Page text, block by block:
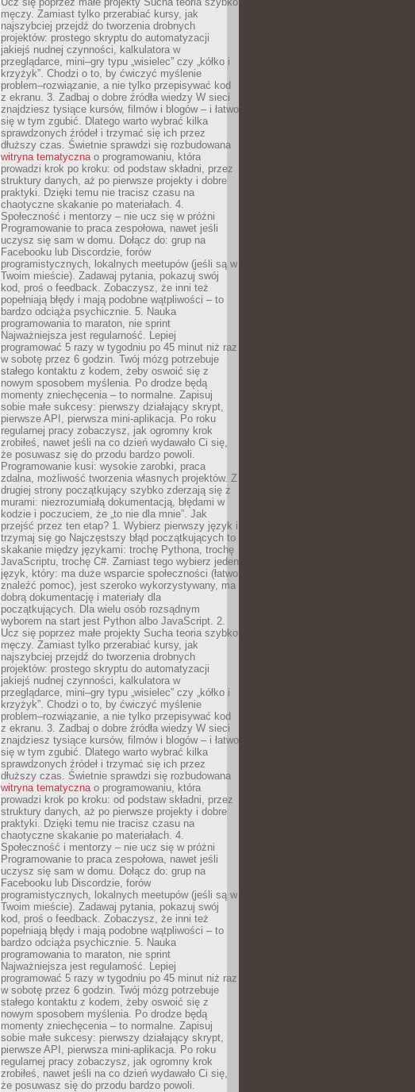
męczy. Zamiast tylko przerabiać kursy, jak
najszybciej przejdź do tworzenia drobnych
projektów: prostego skryptu do automatyzacji
jakiejś nudnej czynności, kalkulatora w
przeglądarce, mini–gry typu „wisielec” czy „kółko i
krzyżyk”. Chodzi o to, by ćwiczyć myślenie
problem–rozwiązanie, a nie tylko przepisywać kod
z ekranu. 3. Zadbaj o dobre źródła wiedzy W sieci
znajdziesz tysiące kursów, filmów i blogów – i łatwo
się w tym zgubić. Dlatego warto wybrać kilka
sprawdzonych źródeł i trzymać się ich przez
dłuższy czas. Świetnie sprawdzi się rozbudowana
witryna tematycznao programowaniu, która
prowadzi krok po kroku: od podstaw składni, przez
struktury danych, aż po pierwsze projekty i dobre
praktyki. Dzięki temu nie tracisz czasu na
chaotyczne skakanie po materiałach. 4.
Społeczność i mentorzy – nie ucz się w próżni
Programowanie to praca zespołowa, nawet jeśli
uczysz się sam w domu. Dołącz do: grup na
Facebooku lub Discordzie, forów
programistycznych, lokalnych meetupów (jeśli są w
Twoim mieście). Zadawaj pytania, pokazuj swój
kod, proś o feedback. Zobaczysz, że inni też
popełniają błędy i mają podobne wątpliwości – to
bardzo odciąża psychicznie. 5. Nauka
programowania to maraton, nie sprint
Najważniejsza jest regularność. Lepiej
programować 5 razy w tygodniu po 45 minut niż raz
w sobotę przez 6 godzin. Twój mózg potrzebuje
stałego kontaktu z kodem, żeby oswoić się z
nowym sposobem myślenia. Po drodze będą
momenty zniechęcenia – to normalne. Zapisuj
sobie małe sukcesy: pierwszy działający skrypt,
pierwsze API, pierwsza mini-aplikacja. Po roku
regularnej pracy zobaczysz, jak ogromny krok
zrobiłeś, nawet jeśli na co dzień wydawało Ci się,
że posuwasz się do przodu bardzo powoli.
Programowanie kusi: wysokie zarobki, praca
zdalna, możliwość tworzenia własnych projektów. Z
drugiej strony początkujący szybko zderzają się z
murami: niezrozumiałą dokumentacją, błędami w
kodzie i poczuciem, że „to nie dla mnie”. Jak
przejść przez ten etap? 1. Wybierz pierwszy język i
trzymaj się go Najczęstszy błąd początkujących to
skakanie między językami: trochę Pythona, trochę
JavaScriptu, trochę C#. Zamiast tego wybierz jeden
język, który: ma duże wsparcie społeczności (łatwo
znaleźć pomoc), jest szeroko wykorzystywany, ma
dobrą dokumentację i materiały dla
początkujących. Dla wielu osób rozsądnym
wyborem na start jest Python albo JavaScript. 2.
Ucz się poprzez małe projekty Sucha teoria szybko
męczy. Zamiast tylko przerabiać kursy, jak
najszybciej przejdź do tworzenia drobnych
projektów: prostego skryptu do automatyzacji
jakiejś nudnej czynności, kalkulatora w
przeglądarce, mini–gry typu „wisielec” czy „kółko i
krzyżyk”. Chodzi o to, by ćwiczyć myślenie
problem–rozwiązanie, a nie tylko przepisywać kod
z ekranu. 3. Zadbaj o dobre źródła wiedzy W sieci
znajdziesz tysiące kursów, filmów i blogów – i łatwo
się w tym zgubić. Dlatego warto wybrać kilka
sprawdzonych źródeł i trzymać się ich przez
dłuższy czas. Świetnie sprawdzi się rozbudowana
witryna tematycznao programowaniu, która
prowadzi krok po kroku: od podstaw składni, przez
struktury danych, aż po pierwsze projekty i dobre
praktyki. Dzięki temu nie tracisz czasu na
chaotyczne skakanie po materiałach. 4.
Społeczność i mentorzy – nie ucz się w próżni
Programowanie to praca zespołowa, nawet jeśli
uczysz się sam w domu. Dołącz do: grup na
Facebooku lub Discordzie, forów
programistycznych, lokalnych meetupów (jeśli są w
Twoim mieście). Zadawaj pytania, pokazuj swój
kod, proś o feedback. Zobaczysz, że inni też
popełniają błędy i mają podobne wątpliwości – to
bardzo odciąża psychicznie. 5. Nauka
programowania to maraton, nie sprint
Najważniejsza jest regularność. Lepiej
programować 5 razy w tygodniu po 45 minut niż raz
w sobotę przez 6 godzin. Twój mózg potrzebuje
stałego kontaktu z kodem, żeby oswoić się z
nowym sposobem myślenia. Po drodze będą
momenty zniechęcenia – to normalne. Zapisuj
sobie małe sukcesy: pierwszy działający skrypt,
pierwsze API, pierwsza mini-aplikacja. Po roku
regularnej pracy zobaczysz, jak ogromny krok
zrobiłeś, nawet jeśli na co dzień wydawało Ci się,
że posuwasz się do przodu bardzo powoli.